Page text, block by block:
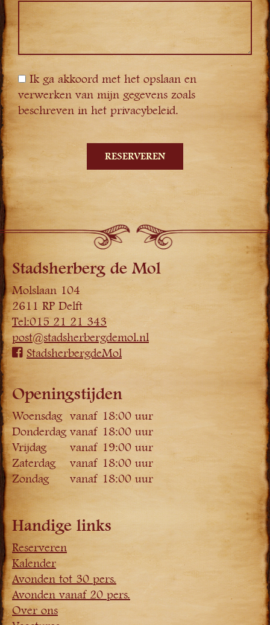
Ik ga akkoord met het opslaan en
verwerken van mijn gegevens zoals
beschreven in het privacybeleid.
Stadsherberg de Mol
Molslaan 104
2611 RP Delft
Tel:015 21 21 343
post@stadsherbergdemol.nl
StadsherbergdeMol
Openingstijden
Woensdag vanaf 18:00 uur
Donderdagvanaf 18:00 uur
Vrijdag
vanaf 19:00 uur
Zaterdag
vanaf 18:00 uur
Zondag
vanaf 18:00 uur
Handige links
Reserveren
Kalender
Avonden tot 30 pers.
Avonden vanaf 20 pers.
Over ons